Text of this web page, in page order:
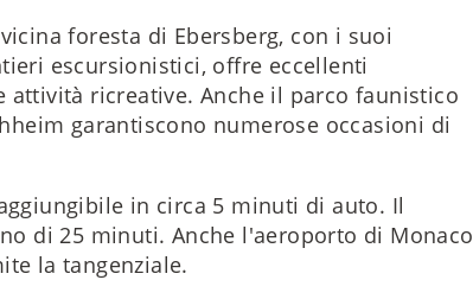
foresta di Ebersberg, con i suoi
escursionistici, offre eccellenti
ricreative. Anche il parco faunistico
garantiscono numerose occasioni di
in circa 5 minuti di auto. Il
di 25 minuti. Anche l'aeroporto di Monaco
la tangenziale.